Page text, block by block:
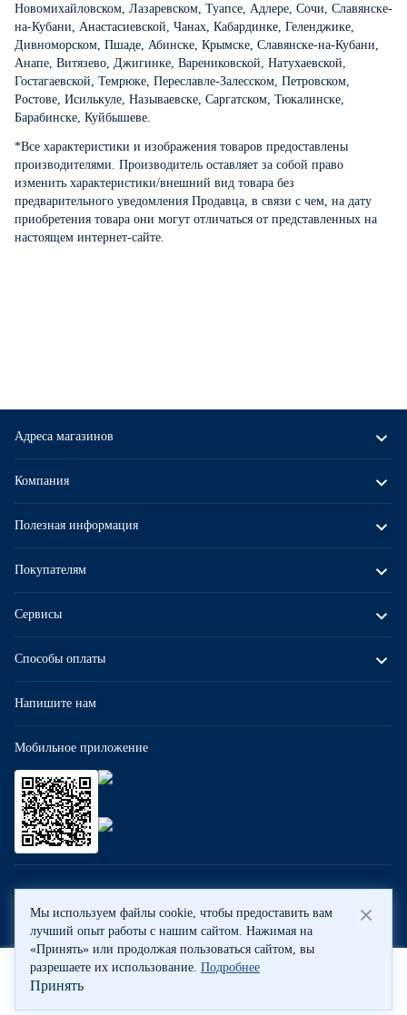
Новомихайловском, Лазаревском, Туапсе, Адлере, Сочи, Славянске-
на-Кубани, Анастасиевской, Чанах, Кабардинке, Геленджике,
Дивноморском, Пшаде, Абинске, Крымске, Славянске-на-Кубани,
Анапе, Витязево, Джигинке, Варениковской, Натухаевской,
Гостагаевской, Темрюке, Переславле-Залесском, Петровском,
Ростове, Исилькуле, Называевске, Саргатском, Тюкалинске,
Барабинске, Куйбышеве.
*Все характеристики и изображения товаров предоставлены
производителями. Производитель оставляет за собой право
изменить характеристики/внешний вид товара без
предварительного уведомления Продавца, в связи с чем, на дату
приобретения товара они могут отличаться от представленных на
настоящем интернет-сайте.
Адреса магазинов
Способы оплаты
Мобильное приложение
Компания
Полезная информация
Покупателям
Сервисы
Напишите нам
А.Невского, 205. ИНН 7702596813, КПП 390601001 © Все права
защищены
Политика обработки персональных данных
Правовая информация
Охрана труда
Главная
Мы используем файлы cookie, чтобы предоставить вам
лучший опыт работы с нашим сайтом. Нажимая на
«Принять» или продолжая пользоваться сайтом, вы
разрешаете их использование. Подробнее
Принять